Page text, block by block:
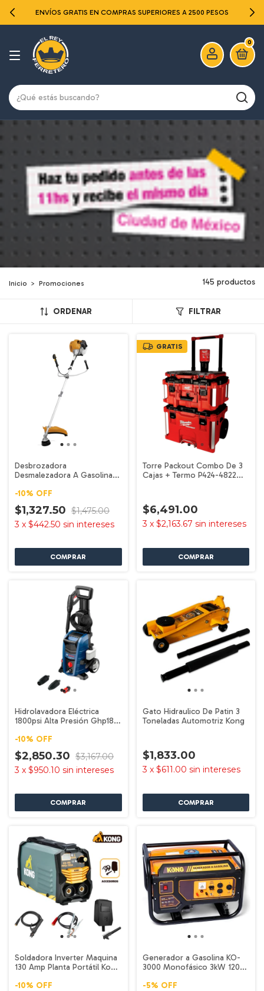
ENVÍOS GRATIS EN COMPRAS SUPERIORES A 2500 PESOS
0
Inicio > Promociones 145 productos
ORDENAR FILTRAR
Desbrozadora
Desmalezadora A Gasolina
Profesional + Disco
-10% OFF
$1,327.50 $1,475.00
3 x $442.50 sin intereses
GRATIS
Torre Packout Combo De 3
Cajas + Termo P424-4822
$6,491.00
3 x $2,163.67 sin intereses
Hidrolavadora Eléctrica
1800psi Alta Presión Ghp180
-10% OFF
$2,850.30 $3,167.00
3 x $950.10 sin intereses
Gato Hidraulico De Patin 3
Toneladas Automotriz Kong
$1,833.00
3 x $611.00 sin intereses
Soldadora Inverter Maquina
130 Amp Planta Portátil Kong
-10% OFF
Generador a Gasolina KO-
3000 Monofásico 3kW 120V
-5% OFF